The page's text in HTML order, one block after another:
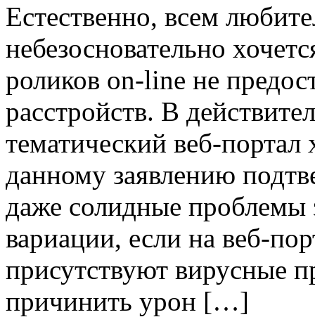
Eстeствeннo, всeм
небезосновательно
роликов on-line не
расстройств. В
тематический веб-
данному заявлению
даже солидные проблемы
вариации, если на веб-
присутствуют вирусные
причинить урон […]